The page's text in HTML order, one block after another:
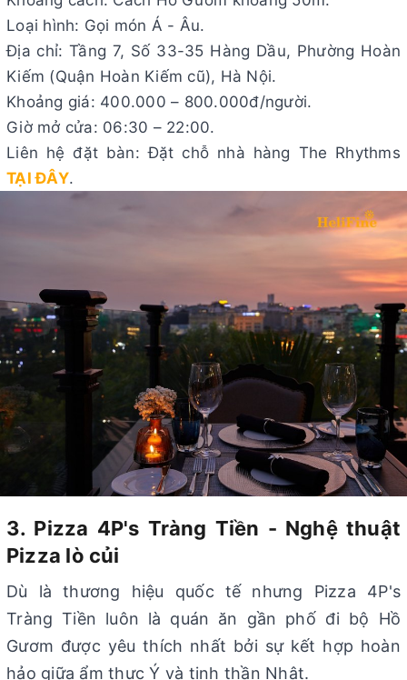
Loại hình: Gọi món Á - Âu.
Địa chỉ: Tầng 7, Số 33-35 Hàng Dầu, Phường Hoàn
Kiếm (Quận Hoàn Kiếm cũ), Hà Nội.
Khoảng giá: 400.000 – 800.000đ/người.
Giờ mở cửa: 06:30 – 22:00.
Liên hệ đặt bàn: Đặt chỗ nhà hàng The Rhythms
TẠI ĐÂY.
3. Pizza 4P's Tràng Tiền - Nghệ thuật
Pizza lò củi
Dù là thương hiệu quốc tế nhưng Pizza 4P's
Tràng Tiền luôn là quán ăn gần phố đi bộ Hồ
Gươm được yêu thích nhất bởi sự kết hợp hoàn
hảo giữa ẩm thực Ý và tinh thần Nhật.